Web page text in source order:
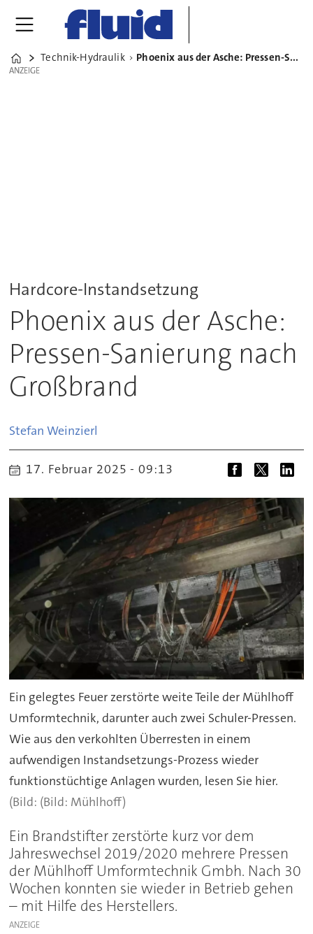
Home
Technik-Hydraulik Phoenix aus der Asche: Pressen-Sanierung nach Großbrand
ANZEIGE
ANZEIGE
Hardcore-Instandsetzung
Phoenix aus der Asche:
Pressen-Sanierung nach
Großbrand
Stefan Weinzierl
17. Februar 2025 - 09:13
Ein gelegtes Feuer zerstörte weite Teile der Mühlhoff
Umformtechnik, darunter auch zwei Schuler-Pressen.
Wie aus den verkohlten Überresten in einem
aufwendigen Instandsetzungs-Prozess wieder
funktionstüchtige Anlagen wurden, lesen Sie hier.
(Bild: Mühlhoff)
Ein Brandstifter zerstörte kurz vor dem
Jahreswechsel 2019/2020 mehrere Pressen
der Mühlhoff Umformtechnik Gmbh. Nach 30
Wochen konnten sie wieder in Betrieb gehen
– mit Hilfe des Herstellers.
ANZEIGE